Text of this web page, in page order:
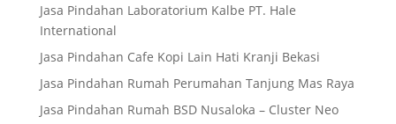
Jasa Pindahan Laboratorium Kalbe PT. Hale
International
Jasa Pindahan Cafe Kopi Lain Hati Kranji Bekasi
Jasa Pindahan Rumah Perumahan Tanjung Mas Raya
Jasa Pindahan Rumah BSD Nusaloka – Cluster Neo